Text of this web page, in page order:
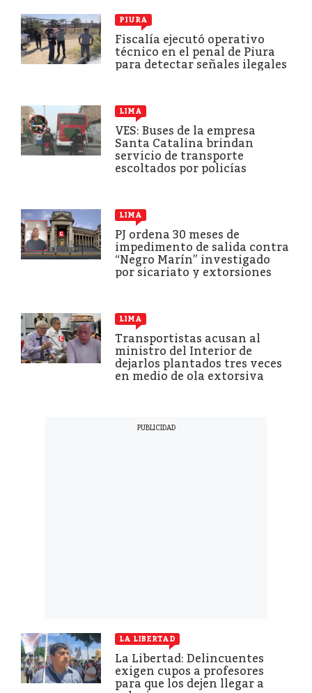
PIURA
Fiscalía ejecutó operativo
técnico en el penal de Piura
para detectar señales ilegales
LIMA
VES: Buses de la empresa
Santa Catalina brindan
servicio de transporte
escoltados por policías
LIMA
PJ ordena 30 meses de
impedimento de salida contra
“Negro Marín” investigado
por sicariato y extorsiones
LIMA
Transportistas acusan al
ministro del Interior de
dejarlos plantados tres veces
en medio de ola extorsiva
LA LIBERTAD
La Libertad: Delincuentes
exigen cupos a profesores
para que los dejen llegar a